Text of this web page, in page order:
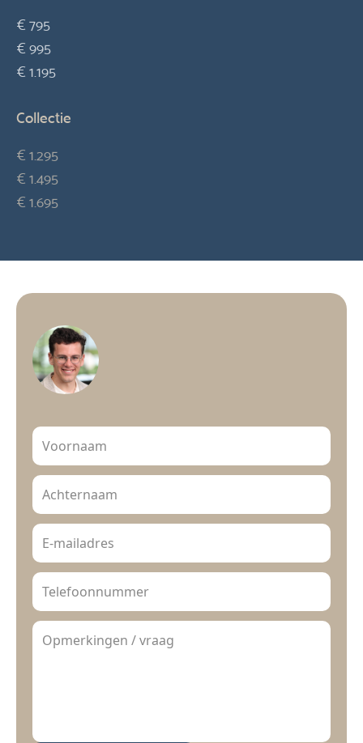
€ 795
€ 995
€ 1.195
Collectie
€ 1.295
€ 1.495
€ 1.695